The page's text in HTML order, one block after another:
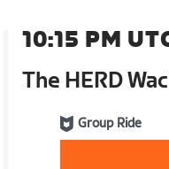
10:15 PM
The HERD
Group Ride